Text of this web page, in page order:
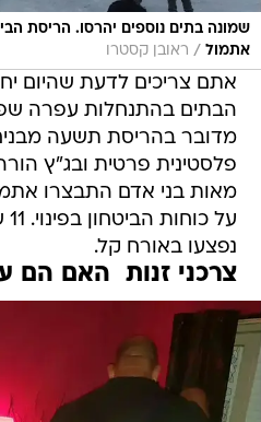
שמונה בתים נוספים יהרסו. הריסת
אתמול / ראובן קסטרו
אתם צריכים לדעת שהיום
הבתים בהתנחלות עפרה
מדובר בהריסת תשעה
פלסטינית פרטית ובג"ץ
מאות בני אדם התבצרו
נפצעו באורח קל.
צרכני זנות  האם הם